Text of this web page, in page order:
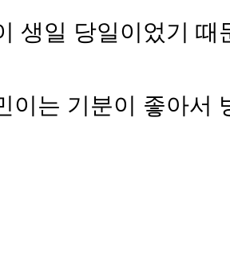
생일 당일이었기
이는 기분이 좋아서